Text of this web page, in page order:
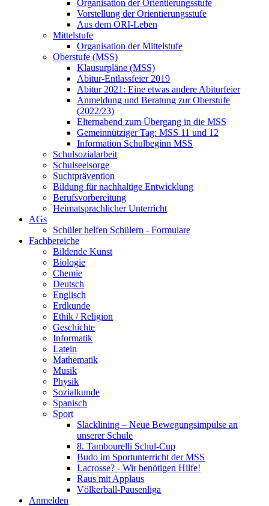
Organisation der Orientierungsstufe
Vorstellung der Orientierungsstufe
Aus dem ORI-Leben
Mittelstufe
Organisation der Mittelstufe
Oberstufe (MSS)
Klausurpläne (MSS)
Abitur-Entlassfeier 2019
Abitur 2021: Eine etwas andere Abiturfeier
Anmeldung und Beratung zur Oberstufe
(2022/23)
Elternabend zum Übergang in die MSS
Gemeinnütziger Tag: MSS 11 und 12
Information Schulbeginn MSS
Schulsozialarbeit
Schulseelsorge
Suchtprävention
Bildung für nachhaltige Entwicklung
Berufsvorbereitung
Heimatsprachlicher Unterricht
AGs
Schüler helfen Schülern - Formulare
Fachbereiche
Bildende Kunst
Biologie
Chemie
Deutsch
Englisch
Erdkunde
Ethik / Religion
Geschichte
Informatik
Latein
Mathematik
Musik
Physik
Sozialkunde
Spanisch
Sport
Slacklining – Neue Bewegungsimpulse an
unserer Schule
8. Tambourelli Schul-Cup
Budo im Sportunterricht der MSS
Lacrosse? - Wir benötigen Hilfe!
Raus mit Applaus
Völkerball-Pausenliga
Anmelden